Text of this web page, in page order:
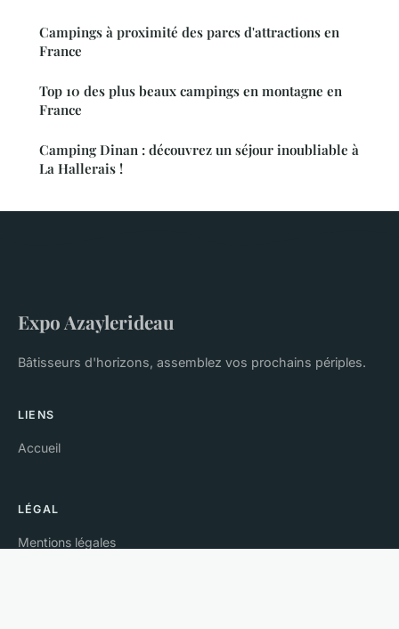
Campings à proximité des parcs d'attractions en
France
Top 10 des plus beaux campings en montagne en
France
Camping Dinan : découvrez un séjour inoubliable à
La Hallerais !
Expo Azaylerideau
Bâtisseurs d'horizons, assemblez vos prochains périples.
LIENS
Accueil
LÉGAL
Mentions légales